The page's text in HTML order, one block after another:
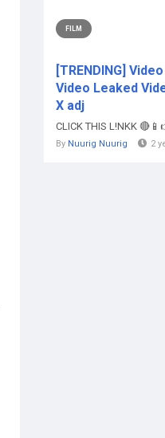
FILM
[TRENDING]
Video Leaked
X adj
CLICK THIS L!NKK
By Nuurig Nuurig 2